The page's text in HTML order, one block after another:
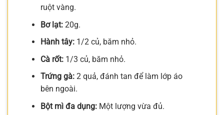
ruột vàng.
Bơ lạt:20g.
Hành tây:1/2 củ, băm nhỏ.
Cà rốt:1/3 củ, băm nhỏ.
Trứng gà:2 quả, đánh tan để làm lớp áo
bên ngoài.
Bột mì đa dụng:Một lượng vừa đủ.